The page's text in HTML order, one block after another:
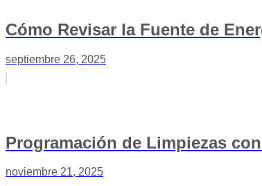
Cómo Revisar la Fuente de
septiembre 26, 2025
Programación de Limpiezas
noviembre 21, 2025